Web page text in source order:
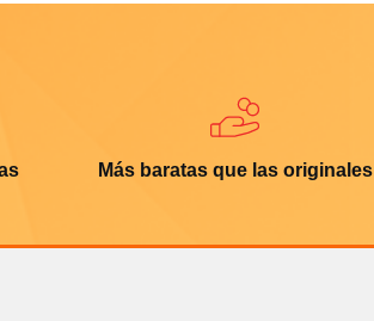
Más baratas que las originales